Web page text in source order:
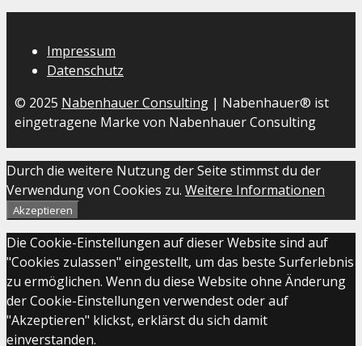
Impressum
Datenschutz
© 2025 Nabenhauer Consulting | Nabenhauer® ist
eingetragene Marke von Nabenhauer Consulting
Durch die weitere Nutzung der Seite stimmst du der
Verwendung von Cookies zu. Weitere Informationen
Akzeptieren
Die Cookie-Einstellungen auf dieser Website sind auf
"Cookies zulassen" eingestellt, um das beste Surferlebnis
zu ermöglichen. Wenn du diese Website ohne Änderung
der Cookie-Einstellungen verwendest oder auf
"Akzeptieren" klickst, erklärst du sich damit
einverstanden.